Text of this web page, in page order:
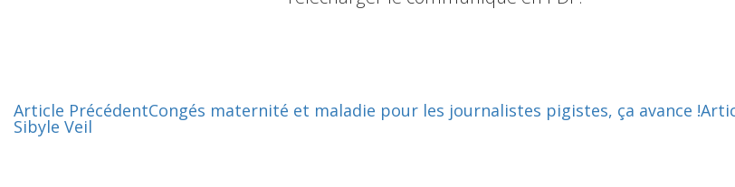
Article PrécédentCongés maternité et maladie pour les journalistes pigistes, ça avance !
Sibyle Veil